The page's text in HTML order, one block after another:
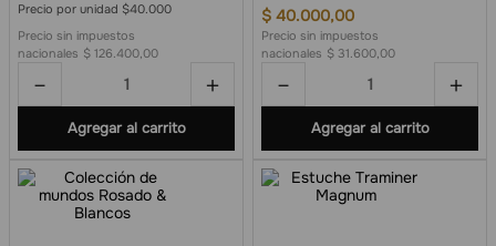
Precio por unidad $40.000
Precio sin impuestos
nacionales $ 126.400,00
＋
－
Agregar al carrito
$ 40.000,00
Precio sin impuestos
nacionales $ 31.600,00
＋
－
Agregar al carrito